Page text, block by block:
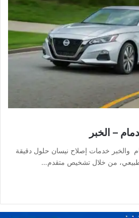
– الخبر
والخبر خدمات إصلاح نيسان حلول دقيقة
الطبيعي، من خلال تشخيص متقدم…